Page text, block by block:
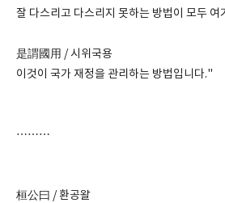
잘 다스리고 다스리지 못하는 방법이 모두 여
是謂國用 / 시위국용
이것이 국가 재정을 관리하는 방법입니다."
………
桓公曰 / 환공왈